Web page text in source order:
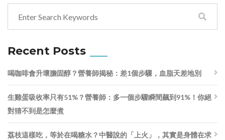
Recent Posts
喝咖啡會升壞膽固醇？營養師揭秘：差1個步驟，血脂天差地別
生雞蛋吸收率只有51%？營養師：多一個步驟瞬間飆到91%！你絕
對猜不到是怎麼煮
荔枝這樣吃，等於在喝糖水？中醫說的「上火」，其實是身體在求